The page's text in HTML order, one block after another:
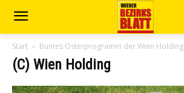
Start Buntes Osterprogramm der Wien Holding
(C) Wien Holding